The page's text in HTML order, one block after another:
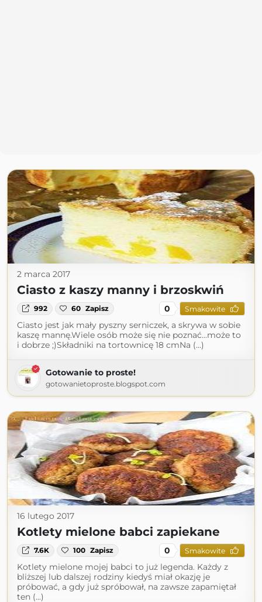
2 marca 2017
Ciasto z kaszy manny i brzoskwiń
992 60 Zapisz 0 Smakowite
Ciasto jest jak mały pyszny serniczek, a skrywa w sobie
kaszę mannę.Wiele osób może się nie poznać...może to
i dobrze ;)Składniki na tortownicę 18 cmNa (...)
Gotowanie to proste!
gotowanietoproste.blogspot.com
16 lutego 2017
Kotlety mielone babci zapiekane
7.6K 100 Zapisz 0 Smakowite
Kotlety mielone mojej babci to już legenda. Każdy z
bliższej lub dalszej rodziny kiedyś miał okazję je
próbować, a gdy już spróbował, na zawsze zapamiętał
ten (...)